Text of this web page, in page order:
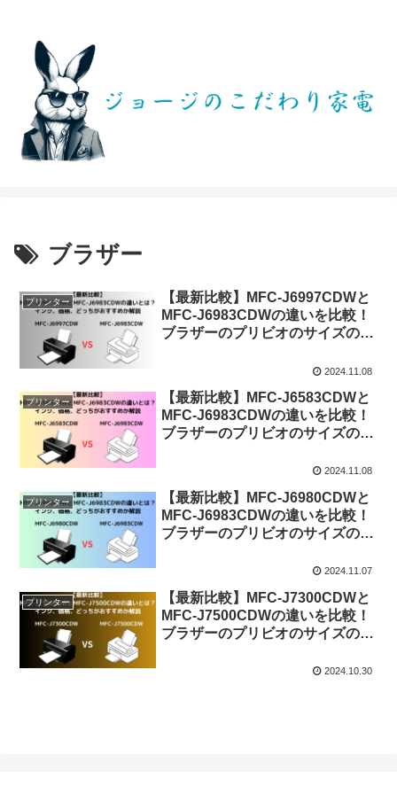
ブラザー
プリンター
【最新比較】MFC-J6997CDWと
MFC-J6983CDWの違いを比較！
ブラザーのプリビオのサイズの違
2024.11.08
プリンター
【最新比較】MFC-J6583CDWと
MFC-J6983CDWの違いを比較！
ブラザーのプリビオのサイズの違
2024.11.08
プリンター
【最新比較】MFC-J6980CDWと
MFC-J6983CDWの違いを比較！
ブラザーのプリビオのサイズの違
2024.11.07
プリンター
【最新比較】MFC-J7300CDWと
MFC-J7500CDWの違いを比較！
ブラザーのプリビオのサイズの違
2024.10.30